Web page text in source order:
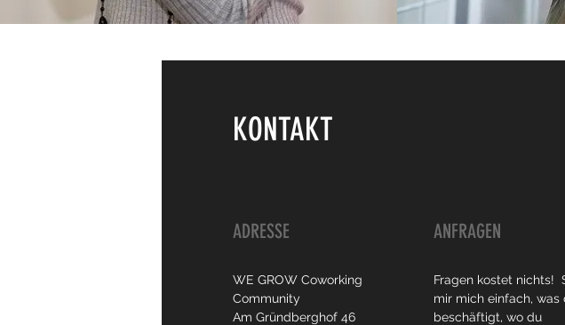
KONTAKT
ADRESSE ANFRAGEN
WE GROW Coworking
Community
Am Gründberghof 46
Fragen kostet nichts!
mir mich einfach, was
beschäftigt, wo du